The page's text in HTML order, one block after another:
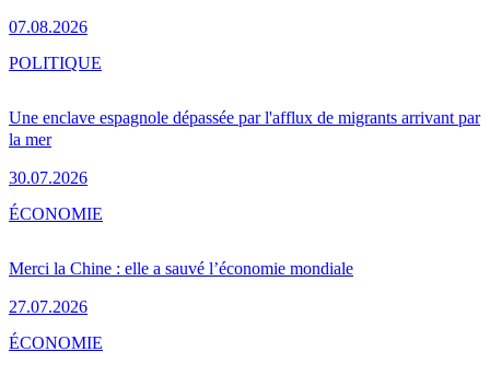
07.08.2026
Une enclave espagnole dépassée par l'afflux de migrants arrivant par
la mer
30.07.2026
POLITIQUE
Merci la Chine : elle a sauvé l’économie mondiale
27.07.2026
ÉCONOMIE
ÉCONOMIE